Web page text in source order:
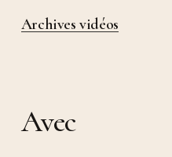
Archives vidéos
Avec